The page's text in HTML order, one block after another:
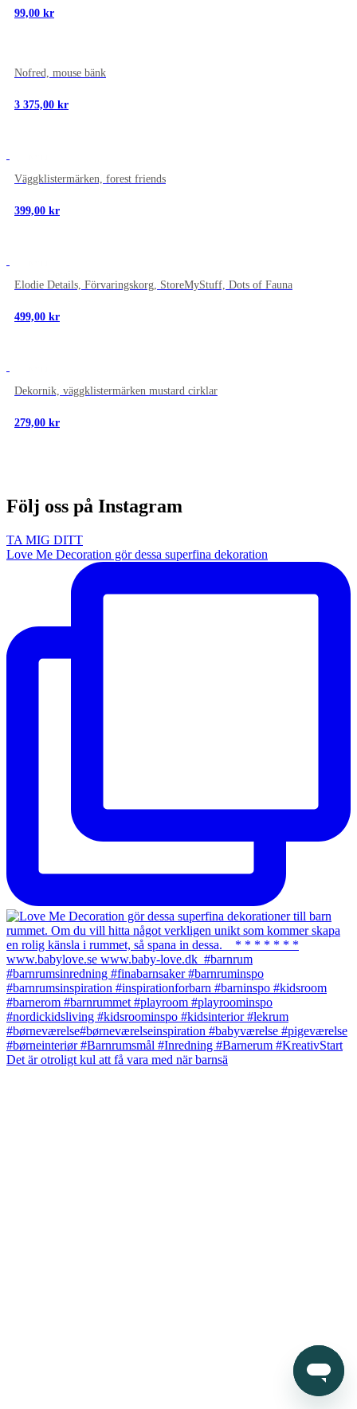
99,00 kr
Nofred, mouse bänk
3 375,00 kr
Väggklistermärken, forest friends
399,00 kr
Elodie Details, Förvaringskorg, StoreMyStuff, Dots of Fauna
499,00 kr
Dekornik, väggklistermärken mustard cirklar
279,00 kr
Följ oss på Instagram
TA MIG DITT
Love Me Decoration gör dessa superfina dekoration
Det är otroligt kul att få vara med när barnsä